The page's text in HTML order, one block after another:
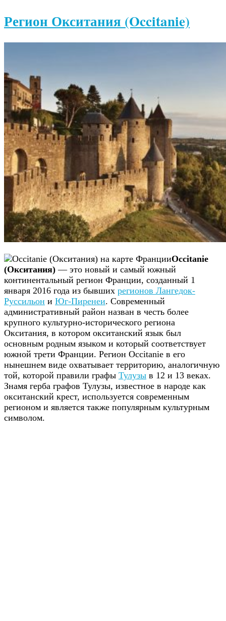
Регион Окситания (Occitanie)
Occitanie
(Окситания) — это новый и самый южный
континентальный регион Франции, созданный 1
января 2016 года из бывших регионов Лангедок-
Руссильон и Юг-Пиренеи. Современный
административный район назван в честь более
крупного культурно-исторического региона
Окситания, в котором окситанский язык был
основным родным языком и который соответствует
южной трети Франции. Регион Occitanie в его
нынешнем виде охватывает территорию, аналогичную
той, которой правили графы Тулузы в 12 и 13 веках.
Знамя герба графов Тулузы, известное в народе как
окситанский крест, используется современным
регионом и является также популярным культурным
символом.